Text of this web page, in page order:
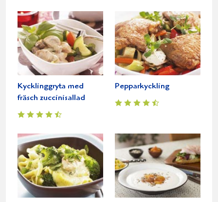
Kycklinggryta med
fräsch zuccinisallad
Pepparkyckling